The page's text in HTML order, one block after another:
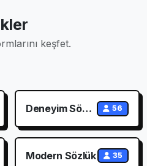
keşfet.
Deneyim Sözlük 56
Modern Sözlük 35